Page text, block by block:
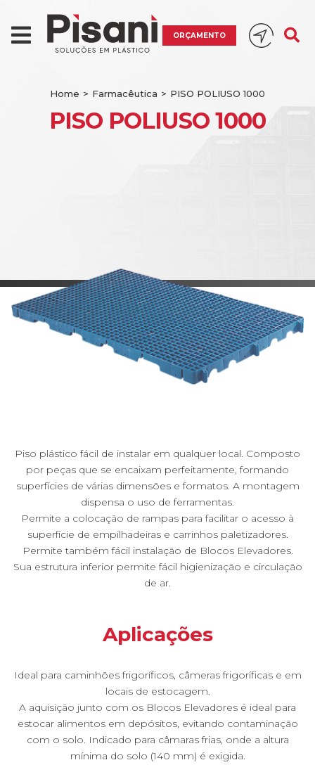
ORÇAMENTO
Home > Farmacêutica > PISO POLIUSO 1000
PISO POLIUSO 1000
Piso plástico fácil de instalar em qualquer local. Composto
por peças que se encaixam perfeitamente, formando
superfícies de várias dimensões e formatos. A montagem
dispensa o uso de ferramentas.
Permite a colocação de rampas para facilitar o acesso à
superfície de empilhadeiras e carrinhos paletizadores.
Permite também fácil instalação de Blocos Elevadores.
Sua estrutura inferior permite fácil higienização e circulação
de ar.
Aplicações
Ideal para caminhões frigoríficos, câmeras frigoríficas e em
locais de estocagem.
A aquisição junto com os Blocos Elevadores é ideal para
estocar alimentos em depósitos, evitando contaminação
com o solo. Indicado para câmaras frias, onde a altura
mínima do solo (140 mm) é exigida.